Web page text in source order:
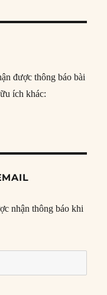
được thông báo bài
ích khác:
nhận thông báo khi